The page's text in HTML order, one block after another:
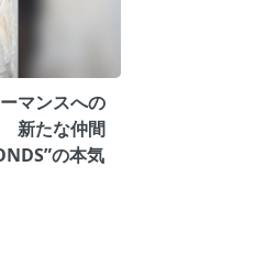
マンスへの
新たな仲間
の本気